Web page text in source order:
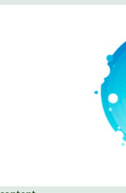
Batrachospermum
развлекательный